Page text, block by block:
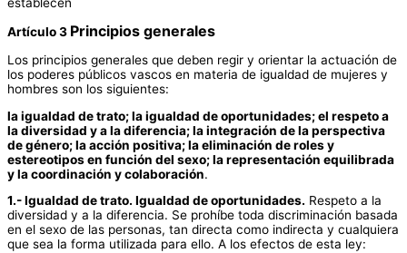
Artículo 3 Principios generales
Los principios generales que deben regir y orientar la actuación de
los poderes públicos vascos en materia de igualdad de mujeres y
hombres son los siguientes:
la igualdad de trato; la igualdad de oportunidades; el respeto a
la diversidad y a la diferencia; la integración de la perspectiva
de género; la acción positiva; la eliminación de roles y
estereotipos en función del sexo; la representación equilibrada
y la coordinación y colaboración.
1.- Igualdad de trato. Igualdad de oportunidades. Respeto a la
diversidad y a la diferencia. Se prohíbe toda discriminación basada
en el sexo de las personas, tan directa como indirecta y cualquiera
que sea la forma utilizada para ello. A los efectos de esta ley: